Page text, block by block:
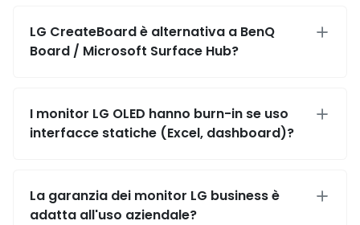
LG CreateBoard è alternativa a BenQ
Board / Microsoft Surface Hub?
I monitor LG OLED hanno burn-in se uso
interfacce statiche (Excel, dashboard)?
La garanzia dei monitor LG business è
adatta all'uso aziendale?